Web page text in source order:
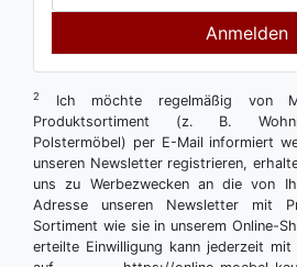
Anmelden
2
Ich möchte regelmäßig von
Produktsortiment (z. B.
Polstermöbel) per E-Mail informiert
unseren Newsletter registrieren,
uns zu Werbezwecken an die von
Adresse unseren Newsletter mit
Sortiment wie sie in unserem Online-
erteilte Einwilligung kann jederzeit